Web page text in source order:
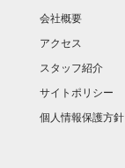
会社概要
アクセス
スタッフ紹介
サイトポリシー
個人情報保護方針